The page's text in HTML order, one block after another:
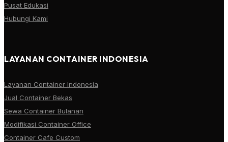
Pusat Edukasi
Hubungi Kami
LAYANAN CONTAINER INDONESIA
Layanan Container Indonesia
Jual Container Bekas
Sewa Container Bulanan
Modifikasi Container Office
Container Cafe Custom